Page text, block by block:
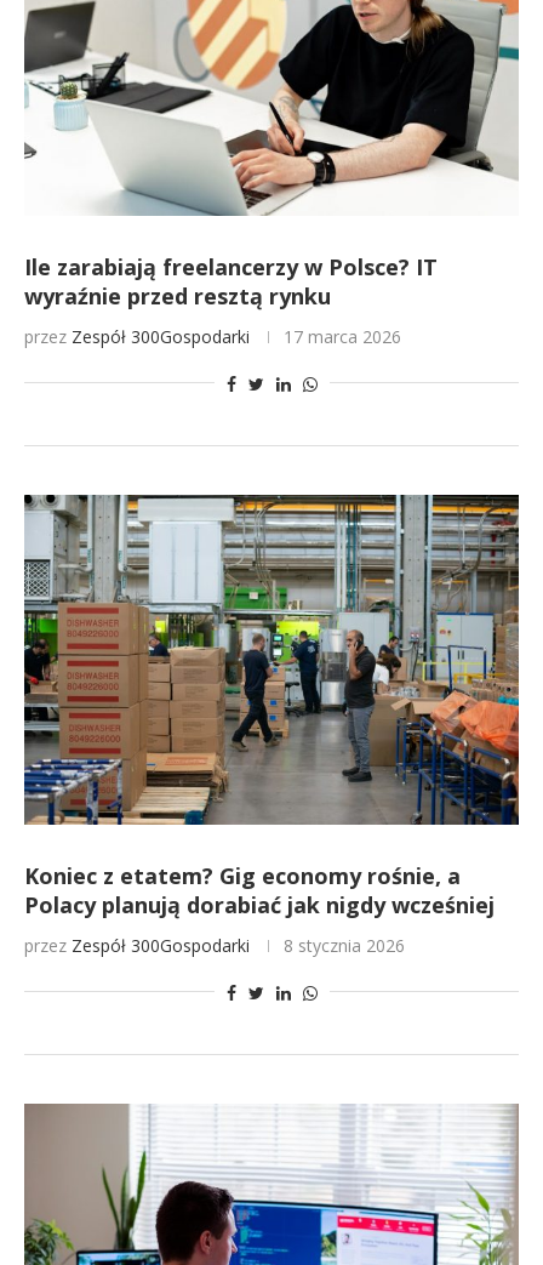
Ile zarabiają freelancerzy w Polsce? IT
wyraźnie przed resztą rynku
przez Zespół 300Gospodarki 17 marca 2026
Koniec z etatem? Gig economy rośnie, a
Polacy planują dorabiać jak nigdy wcześniej
przez Zespół 300Gospodarki 8 stycznia 2026